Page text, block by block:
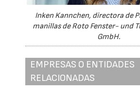
Inken Kannchen, directora de
manillas de Roto Fenster- und
GmbH.
EMPRESAS O ENTIDADES
RELACIONADAS